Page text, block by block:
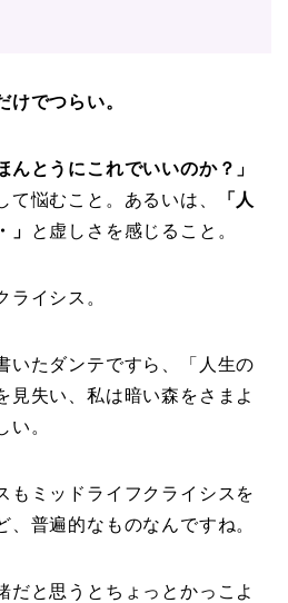
けでつらい。
んとうにこれでいいのか？」
て悩むこと。あるいは、
「人
」
と虚しさを感じること。
ライシス。
いたダンテですら、「 人生の
見失い、私は暗い森をさまよ
い。
もミッドライフクライシスを
普遍的なものなんですね。
だと思うとちょっとかっこよ